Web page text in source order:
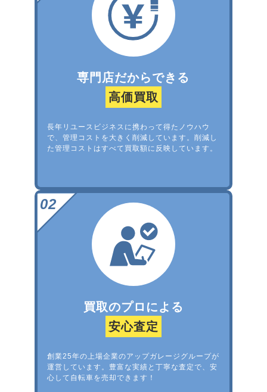
専門店だからできる
高価買取
長年リユースビジネスに携わって得たノウハウ
で、管理コストを大きく削減しています。削減し
た管理コストはすべて買取額に反映しています。
買取のプロによる
安心査定
創業25年の上場企業のアップガレージグループが
運営しています。豊富な実績と丁寧な査定で、安
心して自転車を売却できます！